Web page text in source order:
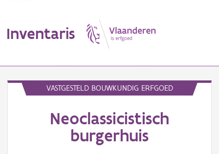
Inventaris
VASTGESTELD BOUWKUNDIG ERFGOED
Neoclassicistisch
burgerhuis